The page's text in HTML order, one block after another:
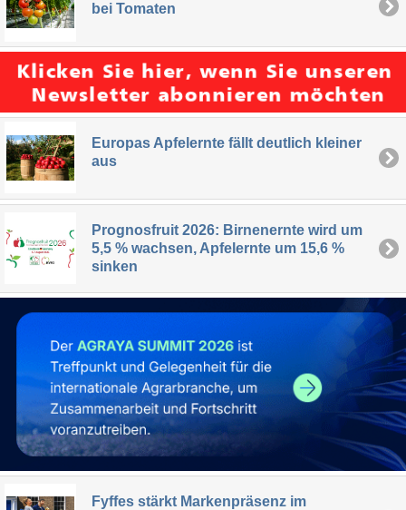
bei Tomaten
Europas Apfelernte fällt deutlich kleiner
aus
Prognosfruit 2026: Birnenernte wird um
5,5 % wachsen, Apfelernte um 15,6 %
sinken
Fyffes stärkt Markenpräsenz im